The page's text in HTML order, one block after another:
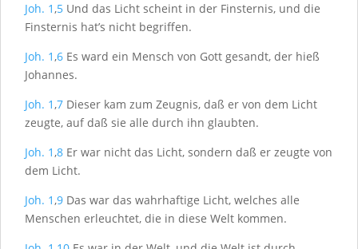
Joh. 1,5 Und das Licht scheint in der Finsternis, und die
Finsternis hat’s nicht begriffen.
Joh. 1,6 Es ward ein Mensch von Gott gesandt, der hieß
Johannes.
Joh. 1,7 Dieser kam zum Zeugnis, daß er von dem Licht
zeugte, auf daß sie alle durch ihn glaubten.
Joh. 1,8 Er war nicht das Licht, sondern daß er zeugte von
dem Licht.
Joh. 1,9 Das war das wahrhaftige Licht, welches alle
Menschen erleuchtet, die in diese Welt kommen.